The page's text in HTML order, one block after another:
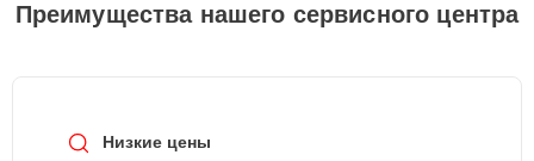
Преимущества нашего сервисного центра
Низкие цены